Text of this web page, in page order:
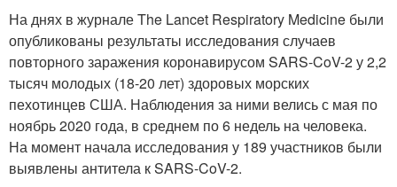
На днях в журнале The Lancet Respiratory Medicine были
опубликованы результаты исследования случаев
повторного заражения коронавирусом SARS-CoV-2 у 2,2
тысяч молодых (18-20 лет) здоровых морских
пехотинцев США. Наблюдения за ними велись с мая по
ноябрь 2020 года, в среднем по 6 недель на человека.
На момент начала исследования у 189 участников были
выявлены антитела к SARS-CoV-2.